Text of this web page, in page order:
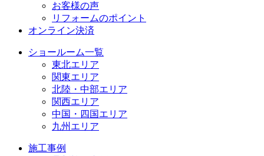
お客様の声
リフォームのポイント
オンライン決済
ショールーム一覧
東北エリア
関東エリア
北陸・中部エリア
関西エリア
中国・四国エリア
九州エリア
施工事例